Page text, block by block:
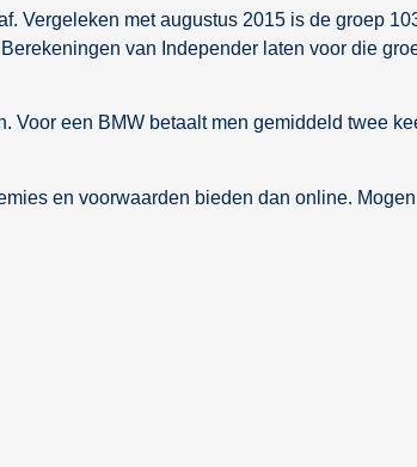
Vergeleken met augustus 2015 is de groep
van Independer laten voor die
Voor een BMW betaalt men gemiddeld twee
en voorwaarden bieden dan online.